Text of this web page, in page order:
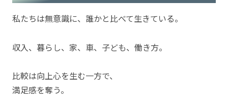
私たちは無意識に、誰かと比べて生きている。
収入、暮らし、家、車、子ども、働き方。
比較は向上心を生む一方で、
満足感を奪う。